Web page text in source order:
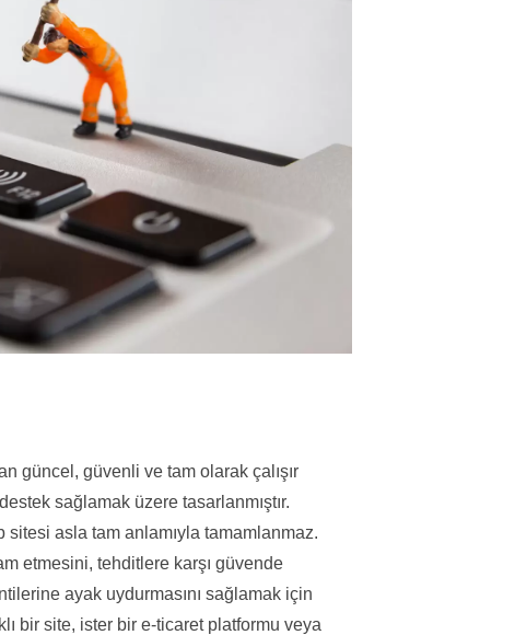
güncel, güvenli ve tam olarak çalışır
sağlamak üzere tasarlanmıştır.
sitesi asla tam anlamıyla tamamlanmaz.
etmesini, tehditlere karşı güvende
ayak uydurmasını sağlamak için
bir site, ister bir e-ticaret platformu veya